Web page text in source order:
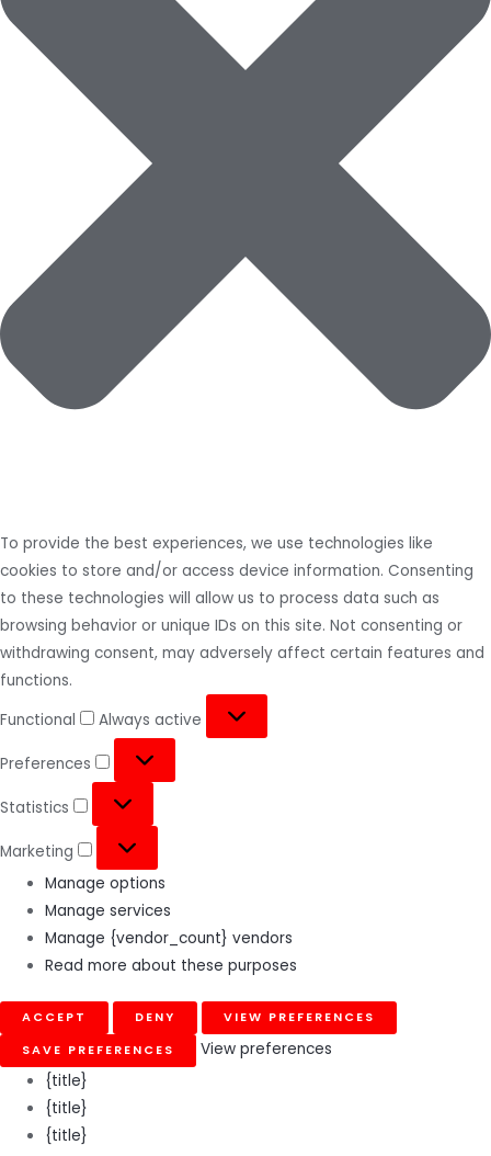
To provide the best experiences, we use technologies like
cookies to store and/or access device information. Consenting
to these technologies will allow us to process data such as
browsing behavior or unique IDs on this site. Not consenting or
withdrawing consent, may adversely affect certain features and
functions.
Functional
Always active
Preferences
Statistics
Marketing
Manage options
Manage services
Manage {vendor_count} vendors
Read more about these purposes
ACCEPT DENY
VIEW PREFERENCES
SAVE PREFERENCES
View preferences
{title}
{title}
{title}